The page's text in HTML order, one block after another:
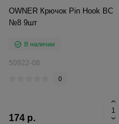
OWNER Крючок Pin Hook BC
№8 9шт
В наличии
50922-08
0
174 р.